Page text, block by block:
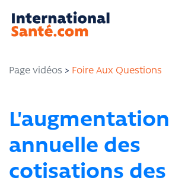
Page vidéos > Foire Aux Questions
L'augmentation
annuelle des
cotisations des